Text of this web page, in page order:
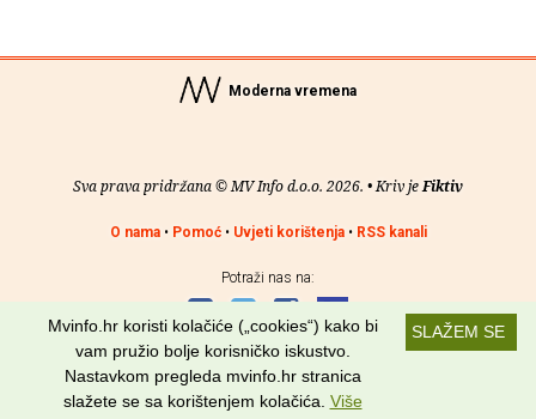
Moderna vremena
Sva prava pridržana © MV Info d.o.o. 2026. • Kriv jeFiktiv
O nama• Pomoć• Uvjeti korištenja• RSS kanali
Potraži nas na:
SLAŽEM SE
Mvinfo.hr koristi kolačiće („cookies“) kako bi
vam pružio bolje korisničko iskustvo.
Nastavkom pregleda mvinfo.hr stranica
slažete se sa korištenjem kolačića. Više